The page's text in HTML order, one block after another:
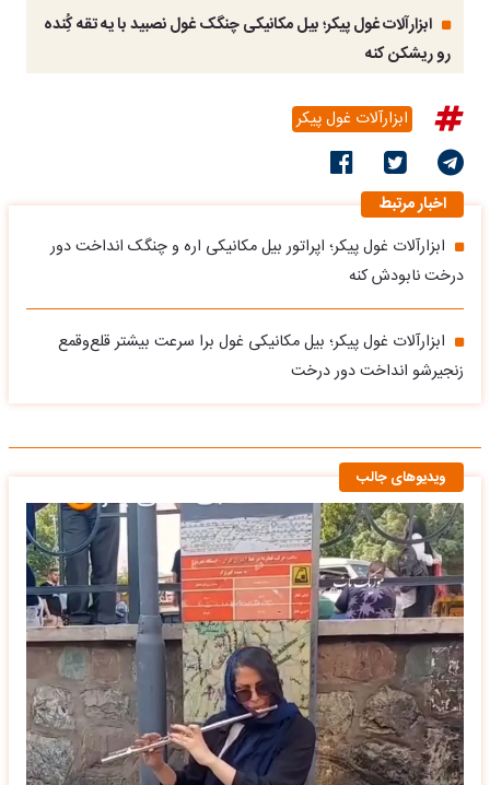
ابزارآلات غول پیکر؛ بیل مکانیکی چنگک غول نصبید با یه تقه کُِنده
رو ریشکن کنه
ابزارآلات غول پیکر
اخبار مرتبط
ابزارآلات غول پیکر؛ اپراتور بیل مکانیکی اره و چنگک انداخت دور
درخت نابودش کنه
ابزارآلات غول پیکر؛ بیل مکانیکی غول برا سرعت بیشتر قلع‌وقمع
زنجیرشو انداخت دور درخت
ویدیوهای جالب